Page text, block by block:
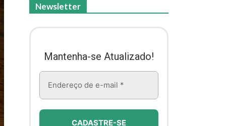
Newsletter
Mantenha-se Atualizado!